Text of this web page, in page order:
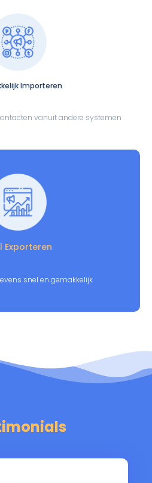
Importeren
vanuit andere systemen
Exporteren
snel en gemakkelijk